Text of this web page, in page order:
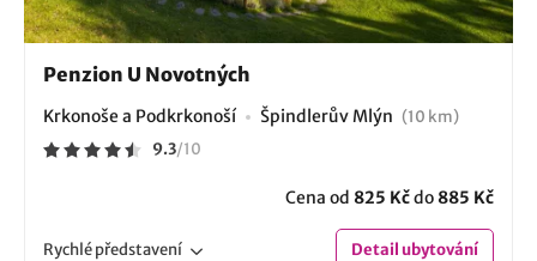
Penzion U Novotných
Krkonoše a Podkrkonoší Špindlerův Mlýn (10 km)
9.3/10
Cena od 825 Kčdo 885 Kč
Rychlépředstavení Detailubytování